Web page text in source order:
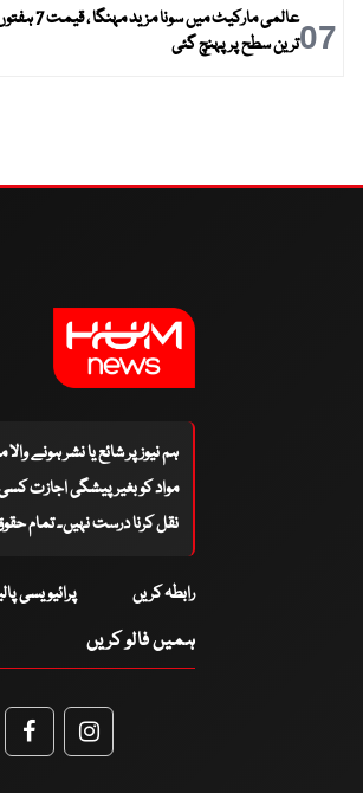
07
عالمی مارکیٹ میں
ترین سطح پر پہنچ گئی
ہم نیوز پر شائع یا نشر ہونے
مواد کو بغیر پیشگی اجازت
نقل کرنا درست نہیں۔ تمام
رابطہ کریں پرائیویسی
ہمیں فالو کریں
FacebookFacebook